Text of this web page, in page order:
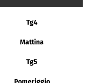
Tg4
Mattina
Tg5